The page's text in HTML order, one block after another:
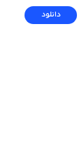
دانلود